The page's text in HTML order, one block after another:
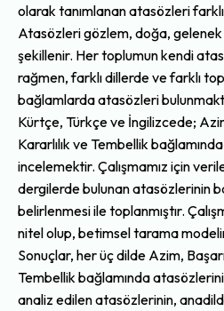
olarak tanımlanan atasözleri
Atasözleri gözlem, doğa,
şekillenir. Her toplumun kendi
rağmen, farklı dillerde ve farklı
bağlamlarda atasözleri
Kürtçe, Türkçe ve İngilizcede;
Kararlılık ve Tembellik
incelemektir. Çalışmamız için
dergilerde bulunan atasözlerinin
belirlenmesi ile toplanmıştır.
nitel olup, betimsel tarama
Sonuçlar, her üç dilde Azim,
Tembellik bağlamında
analiz edilen atasözlerinin,